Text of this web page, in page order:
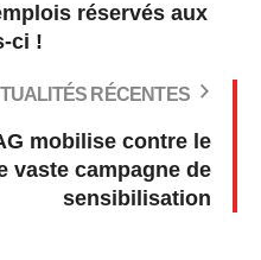
réservés aux
ci !
RÉCENTES
mobilise contre le
vaste campagne de
sensibilisation